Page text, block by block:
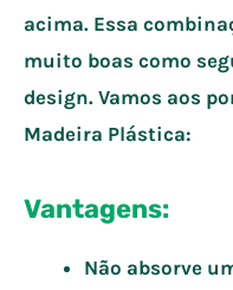
acima. Essa
muito boas como
design. Vamos aos
Madeira Plástica:
Vantagens:
Não absorve